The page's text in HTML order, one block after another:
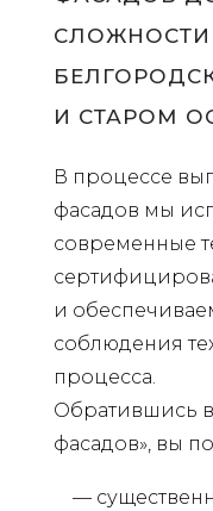
СЛОЖНОСТИ
И СТАРОМ
В процессе
фасадов мы
современные
и
соблюдения
процесса.
Обратившись
фасадов», вы
—